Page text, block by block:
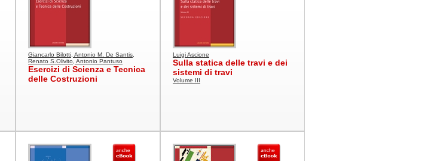
Giancarlo Bilotti, Antonio M. De Santis,
Renato S.Olivito, Antonio Pantuso
Esercizi di Scienza e Tecnica
delle Costruzioni
Luigi Ascione
Sulla statica delle travi e dei
sistemi di travi
Volume III